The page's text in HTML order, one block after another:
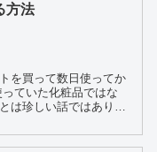
方法
を買って数日使ってか
は珍しい話ではありま